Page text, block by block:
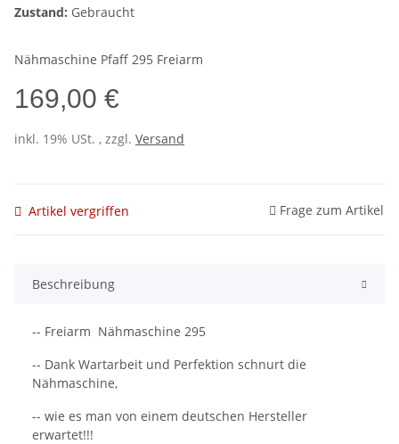
Zustand: Gebraucht
Nähmaschine Pfaff 295 Freiarm
169,00 €
inkl. 19% USt. , zzgl. Versand
Artikel vergriffen Frage zum Artikel
Beschreibung
-- Freiarm Nähmaschine 295
-- Dank Wartarbeit und Perfektion schnurt die
Nähmaschine,
-- wie es man von einem deutschen Hersteller
erwartet!!!